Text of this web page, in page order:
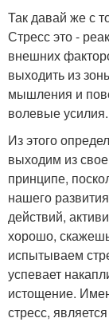
Так давай же с
Стресс это -
внешних
выходить из
мышления и
волевые усилия.
Из этого
выходим из
принципе,
нашего
действий,
хорошо,
испытываем
успевает
истощение.
стресс,